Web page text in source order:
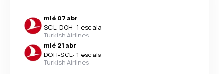
mié 07 abr
SCL-DOH· 1 escala
Turkish Airlines
mié 21 abr
DOH-SCL· 1 escala
Turkish Airlines